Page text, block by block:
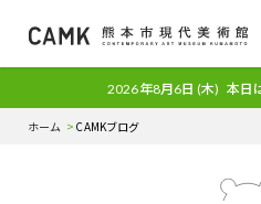
2026年8月6日 (木) 本日
ホーム CAMKブログ